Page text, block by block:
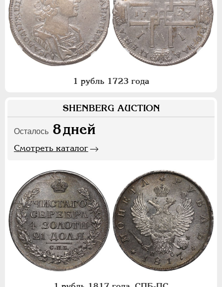
1 рубль 1723 года
SHENBERG AUCTION
Осталось 8дней
Смотреть каталог